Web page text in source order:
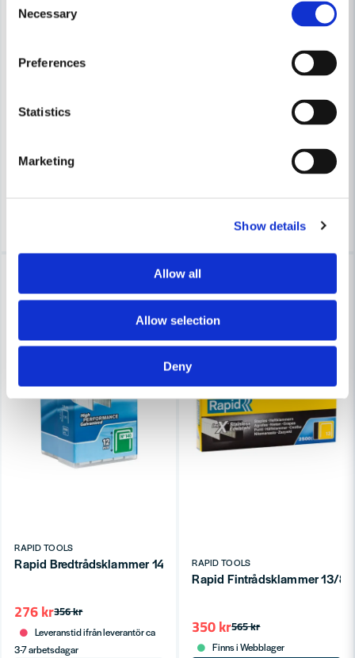
Selection
Necessary
Preferences
Statistics
Marketing
Show details
Allow all
Allow selection
Deny
Rapid Bredtrådsklammer 140/10 PP-BOX 5000ST
250 kr
Leveranstid ifrån leverantör ca
Rapid Fintrådsklammer 13/6
Leveranstid ifrån leverantör ca
RAPID TOOLS
Rapid Bredtrådsklammer 140/12 PP-BOX 5000ST
356 kr
276 kr
Leveranstid ifrån leverantör ca
3-7 arbetsdagar
RAPID TOOLS
Rapid Fintrådsklammer 13/8
565 kr
350 kr
Finns i Webblager
-38%